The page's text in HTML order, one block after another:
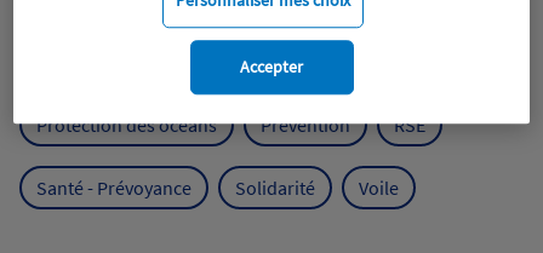
Protection de l'environnement
Protection des océans Prévention RSE
Santé - Prévoyance Solidarité Voile
Accepter